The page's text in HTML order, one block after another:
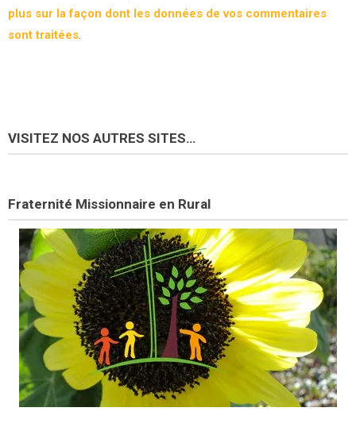
plus sur la façon dont les données de vos commentaires
sont traitées.
VISITEZ NOS AUTRES SITES…
Fraternité Missionnaire en Rural